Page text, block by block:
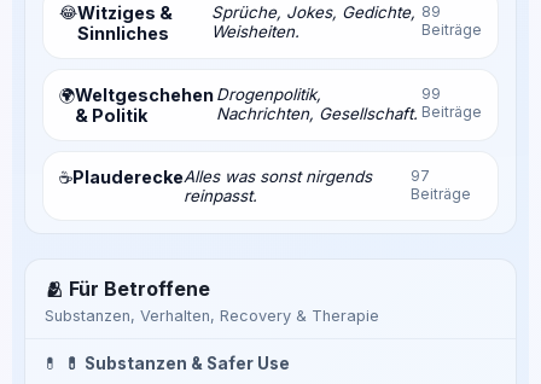
😂Witziges &
Sinnliches
Sprüche, Jokes, Gedichte,
Weisheiten.
89
Beiträge
🌍Weltgeschehen
& Politik
Drogenpolitik,
Nachrichten, Gesellschaft.
99
Beiträge
☕PlaudereckeAlles was sonst nirgends
reinpasst.
97
Beiträge
🫂 Für Betroffene
Substanzen, Verhalten, Recovery & Therapie
💊 💊 Substanzen & Safer Use